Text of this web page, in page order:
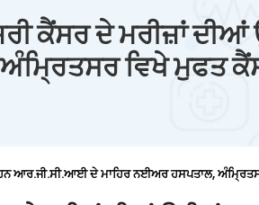
ਕੈਂਸਰ ਦੇ ਮਰੀਜ਼ਾਂ ਦੀਆਂ
ਵਿਖੇ ਮੁਫਤ
ਆਰ.ਜੀ.ਸੀ.ਆਈ ਦੇ ਮਾਹਿਰ ਨਈਅਰ ਹਸਪਤਾਲ,